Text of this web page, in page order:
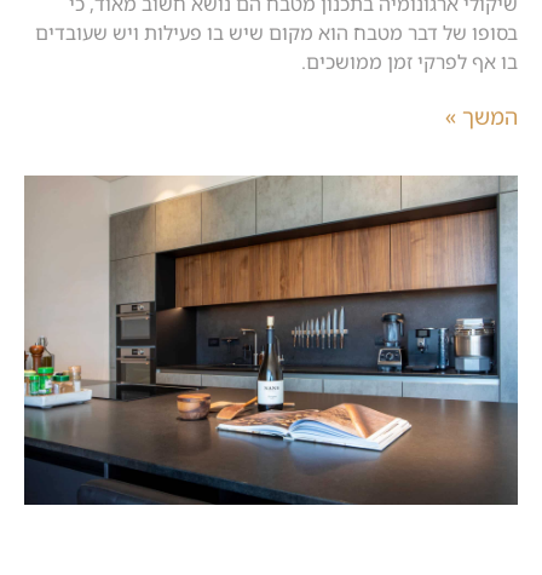
בסופו של דבר מטבח הוא מקום שיש בו פעילות ויש שעובדים
בו אף לפרקי זמן ממושכים.
המשך »